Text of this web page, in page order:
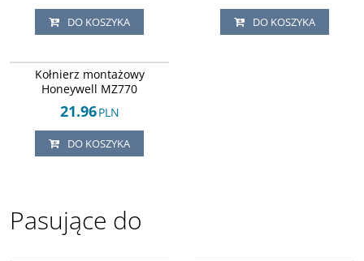
DO KOSZYKA DO KOSZYKA
DOSTAWA EXPRESS
Kołnierz montażowy
Honeywell MZ770
21.96PLN
DO KOSZYKA
Pasujące do